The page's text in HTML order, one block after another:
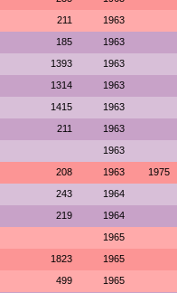
211 1963
185 1963
1393 1963
1314 1963
1415 1963
211 1963
1963
208 1963 1975
243 1964
219 1964
1965
1823 1965
499 1965